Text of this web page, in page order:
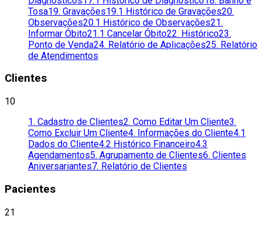
Tosa19. Gravações19.1 Histórico de Gravações20.
Observações20.1 Histórico de Observações21.
Informar Óbito21.1 Cancelar Óbito22. Histórico23.
Ponto de Venda24. Relatório de Aplicações25. Relatório
de Atendimentos
Clientes
10
1. Cadastro de Clientes2. Como Editar Um Cliente3.
Como Excluir Um Cliente4. Informações do Cliente4.1
Dados do Cliente4.2 Histórico Financeiro4.3
Agendamentos5. Agrupamento de Clientes6. Clientes
Aniversariantes7. Relatório de Clientes
Pacientes
21